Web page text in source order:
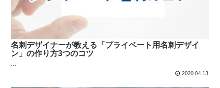
名刺デザイナーが教える「プライベート用名刺デザイ
ン」の作り方3つのコツ
2020.04.13